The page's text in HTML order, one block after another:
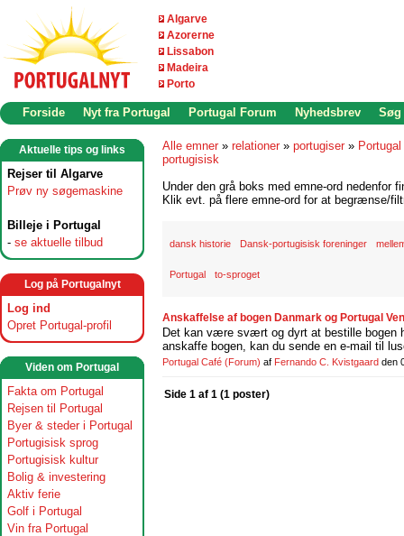
Algarve
Azorerne
Lissabon
Madeira
Porto
Forside Nyt fra Portugal Portugal Forum Nyhedsbrev Søg
Aktuelle tips og links
Rejser til Algarve
Prøv ny søgemaskine
Billeje i Portugal
- se aktuelle tilbud
Log på Portugalnyt
Log ind
Opret Portugal-profil
Viden om Portugal
Fakta om Portugal
Rejsen til Portugal
Byer & steder i Portugal
Portugisisk sprog
Portugisisk kultur
Bolig & investering
Aktiv ferie
Golf i Portugal
Vin fra Portugal
Alle emner » relationer » portugiser » Portugal
portugisisk
Under den grå boks med emne-ord nedenfor
Klik evt. på flere emne-ord for at begrænse/
dansk historie Dansk-portugisisk foreninger
Portugal to-sproget
Anskaffelse af bogen Danmark og Portugal
Det kan være svært og dyrt at bestille bogen
anskaffe bogen, kan du sende en e-mail til
Portugal Café (Forum) af Fernando C. Kvistgaard den
Side 1 af 1 (1 poster)